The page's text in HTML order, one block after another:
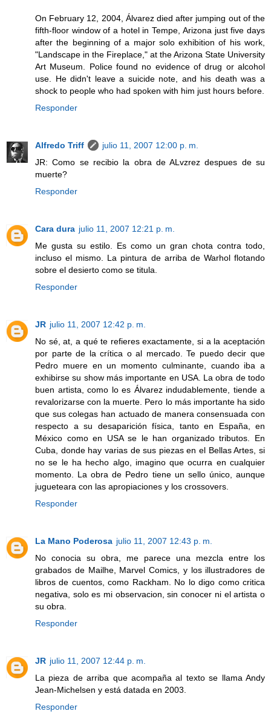
On February 12, 2004, Álvarez died after jumping out of the
fifth-floor window of a hotel in Tempe, Arizona just five days
after the beginning of a major solo exhibition of his work,
"Landscape in the Fireplace," at the Arizona State University
Art Museum. Police found no evidence of drug or alcohol
use. He didn't leave a suicide note, and his death was a
shock to people who had spoken with him just hours before.
Responder
Alfredo Triff
julio 11, 2007 12:00 p. m.
JR: Como se recibio la obra de ALvzrez despues de su
muerte?
Responder
Cara dura julio 11, 2007 12:21 p. m.
Me gusta su estilo. Es como un gran chota contra todo,
incluso el mismo. La pintura de arriba de Warhol flotando
sobre el desierto como se titula.
Responder
JR julio 11, 2007 12:42 p. m.
No sé, at, a qué te refieres exactamente, si a la aceptación
por parte de la crítica o al mercado. Te puedo decir que
Pedro muere en un momento culminante, cuando iba a
exhibirse su show más importante en USA. La obra de todo
buen artista, como lo es Álvarez indudablemente, tiende a
revalorizarse con la muerte. Pero lo más importante ha sido
que sus colegas han actuado de manera consensuada con
respecto a su desaparición física, tanto en España, en
México como en USA se le han organizado tributos. En
Cuba, donde hay varias de sus piezas en el Bellas Artes, si
no se le ha hecho algo, imagino que ocurra en cualquier
momento. La obra de Pedro tiene un sello único, aunque
jugueteara con las apropiaciones y los crossovers.
Responder
La Mano Poderosa julio 11, 2007 12:43 p. m.
No conocia su obra, me parece una mezcla entre los
grabados de Mailhe, Marvel Comics, y los illustradores de
libros de cuentos, como Rackham. No lo digo como critica
negativa, solo es mi observacion, sin conocer ni el artista o
su obra.
Responder
JR julio 11, 2007 12:44 p. m.
La pieza de arriba que acompaña al texto se llama Andy
Jean-Michelsen y está datada en 2003.
Responder